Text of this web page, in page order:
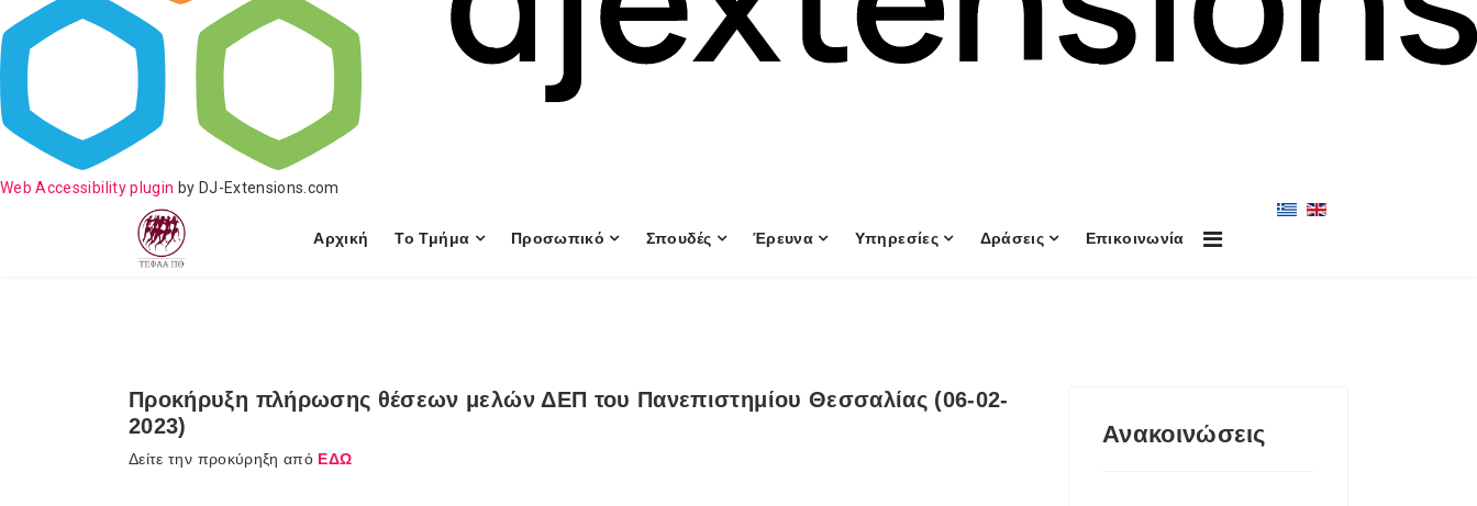
Web Accessibility plugin by DJ-Extensions.com
Αρχική Το Τμήμα Προσωπικό Σπουδές Έρευνα Υπηρεσίες Δράσεις Επικοινωνία
Προκήρυξη πλήρωσης θέσεων μελών ΔΕΠ του Πανεπιστημίου Θεσσαλίας (06-02-
2023)
Δείτε την προκύρηξη από ΕΔΩ
Ανακοινώσεις